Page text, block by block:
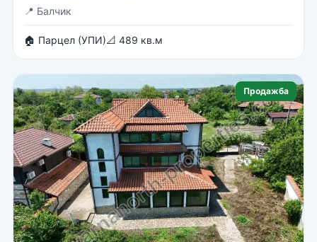
📍 Балчик
🏠 Парцел (УПИ)📐 489 кв.м
Продажба